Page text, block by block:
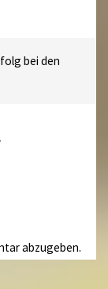
bei den
abzugeben.